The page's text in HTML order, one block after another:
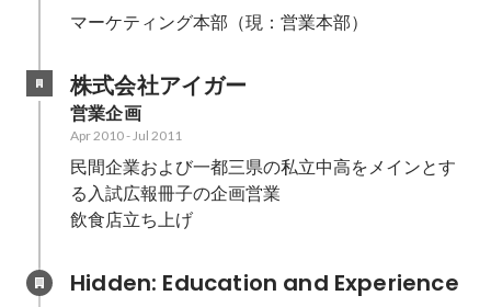
マーケティング本部（現：営業本部）
株式会社アイガー
営業企画
Apr 2010- Jul 2011
民間企業および一都三県の私立中高をメインとす
る入試広報冊子の企画営業